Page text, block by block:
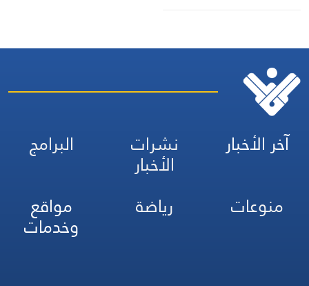
آخر الأخبار نشرات
الأخبار
البرامج
منوعات
رياضة مواقع
وخدمات